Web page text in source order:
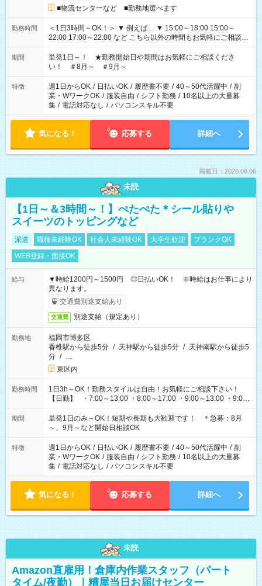
■物流センターなど ■勤務地選べます
勤務時間
＜1日3時間～OK！＞ ▼ 例えば… ▼ 15:00～18:00 15:00～
22:00 17:00～22:00 など こちら以外の時間もお気軽にご相談く
ださい！
期間
単発1日～！ ★勤務開始日や期間はお気軽にご相談くださ
い！ ＃8月～ ＃9月～
特徴 週1日からOK / 日払いOK / 履歴書不要 / 40～50代活躍中 / 副
業・WワークOK / 服装自由 / シフト勤務 / 10名以上の大量募
集 / 電話対応なし / パソコンスキル不要
気になる！ 応募する 詳細へ
掲載日：2026.08.06
未読
【1日～＆3時間～！】ぺたぺた＊シール貼りや
スイーツのトッピングなど
派遣 職種未経験OK 社会人未経験OK 大学生歓迎
ブランクOK
WEB登録・面接OK
給与
▼時給1200円～1500円 ◎日払いOK！ ※時給はお仕事により
異なります。
交通費別途支給あり
交通費 別途支給（規定あり）
勤務地
福岡市博多区
香椎駅から徒歩5分 / 天神駅から徒歩5分 / 天神南駅から徒歩5
分 / …
東区内
勤務時間
1日3h～OK！勤務スタイルは自由！お気軽にご相談下さい！
【日勤】 ・7:00～13:00 ・8:00～17:00 ・9:00～13:00 ・9:00
～18:00 ・10:00～19:00 ・13:00～18:00 ・15:00～20:00 ・
16:00～19:00 【夜勤】 ・17:00～21:00 ・18:00～23:00 ・
21:00～翌6:00 ・23:00～翌8:00 など（他時間多数あり！）
期間
単発1日のみ～OK！短期や長期も大歓迎です！ ＊急募：8月
～、9月～など開始日相談OK
特徴 週1日からOK / 日払いOK / 履歴書不要 / 40～50代活躍中 / 副
業・WワークOK / 服装自由 / シフト勤務 / 10名以上の大量募
集 / 電話対応なし / パソコンスキル不要
気になる！ 応募する 詳細へ
未読
Amazon直雇用！倉庫内作業スタッフ（パート
タイム/夜勤）｜糟屋当日お届けセンター